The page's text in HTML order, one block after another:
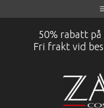
till
50% rabatt
Fri frakt vid